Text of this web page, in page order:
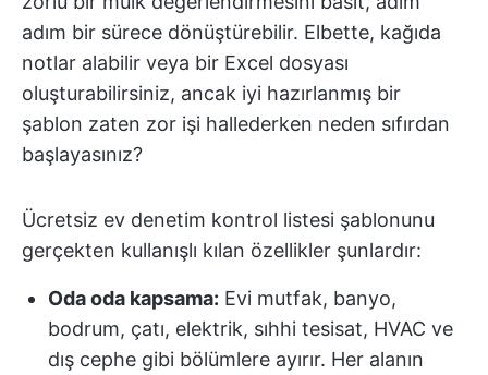
adım bir sürece dönüştürebilir. Elbette, kağıda
notlar alabilir veya bir Excel dosyası
oluşturabilirsiniz, ancak iyi hazırlanmış bir
şablon zaten zor işi hallederken neden sıfırdan
başlayasınız?
Ücretsiz ev denetim kontrol listesi şablonunu
gerçekten kullanışlı kılan özellikler şunlardır:
Oda oda kapsama: Evi mutfak, banyo,
bodrum, çatı, elektrik, sıhhi tesisat, HVAC ve
dış cephe gibi bölümlere ayırır. Her alanın